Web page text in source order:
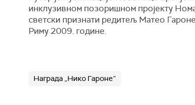
инклузивном позоришном пројекту
светски признати редитељ Матео
Риму 2009. године.
Награда „Нико Гароне”